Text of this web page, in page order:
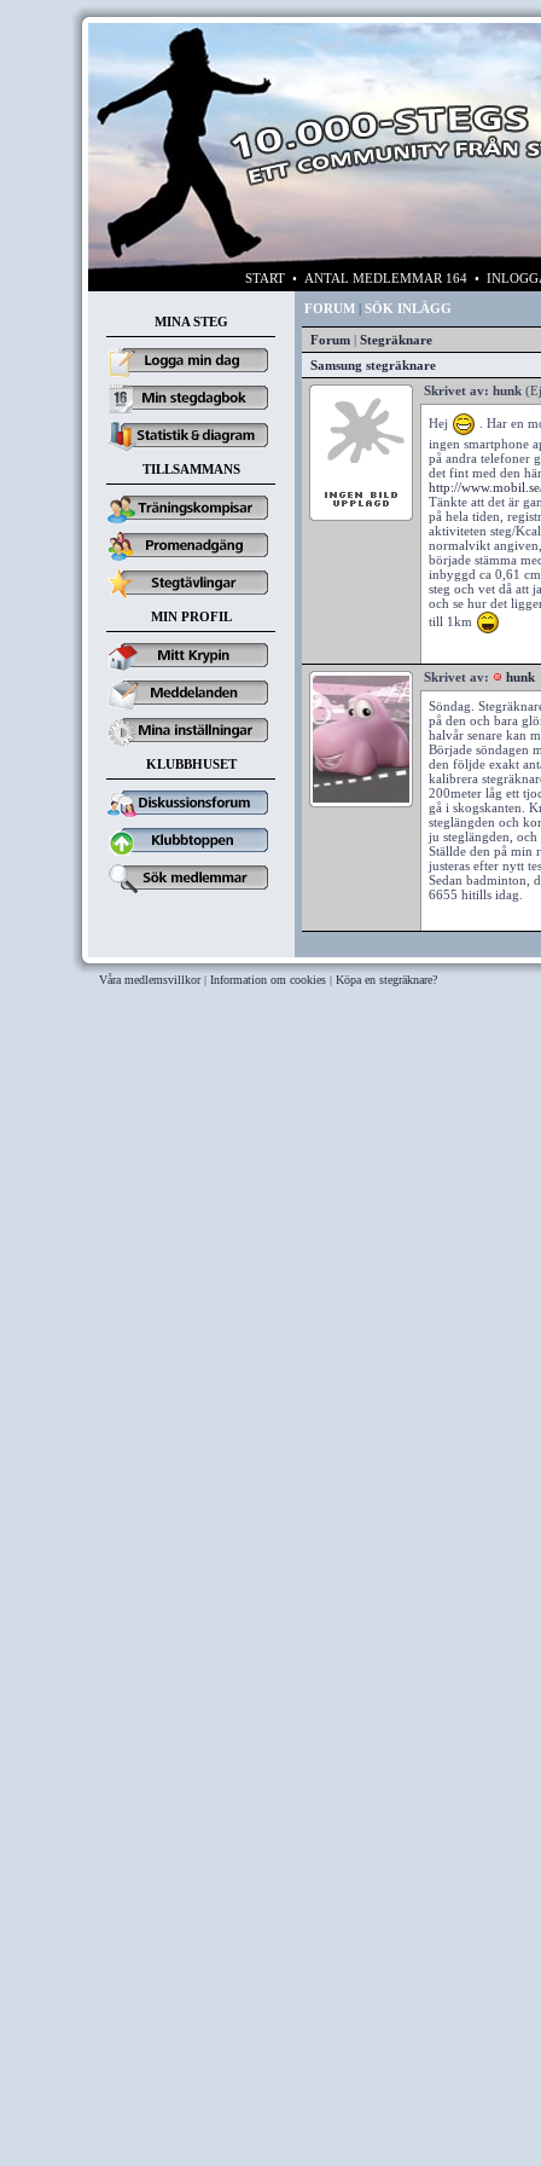
START • ANTAL MEDLEMMAR 164 •
MINA STEG
TILLSAMMANS
MIN PROFIL
KLUBBHUSET
FORUM| SÖK INLÄGG
Forum| Stegräknare
Samsung stegräknare
Skrivet av: hunk(Ej
Hej
. Har en
ingen smartphone
på andra telefoner
det fint med den
http://
Tänkte att det är
på hela tiden,
aktiviteten steg/
normalvikt
började stämma
inbyggd ca 0,61
steg och vet då att
och se hur det
till 1km
Skrivet av:
hunk
Söndag.
på den och bara
halvår senare kan
Började söndagen
den följde exakt
kalibrera
200meter låg ett
gå i skogskanten.
steglängden och
ju steglängden,
Ställde den på min
justeras efter nytt
Sedan badminton,
6655 hitills idag.
Våra medlemsvillkor| Information om cookies | Köpa en stegräknare?